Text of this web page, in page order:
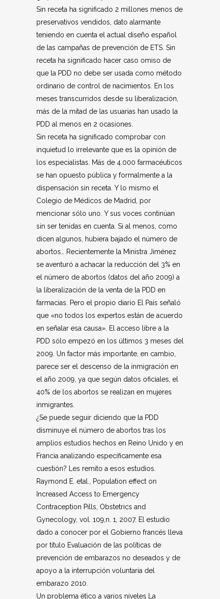
Sin receta ha significado 2 millones menos de
preservativos vendidos, dato alarmante
teniendo en cuenta el actual diseño español
de las campañas de prevención de ETS. Sin
receta ha significado hacer caso omiso de
que la PDD no debe ser usada como método
ordinario de control de nacimientos. En los
meses transcurridos desde su liberalización,
más de la mitad de las usuarias han usado la
PDD al menos en 2 ocasiones.
Sin receta ha significado comprobar con
inquietud lo irrelevante que es la opinión de
los especialistas. Más de 4.000 farmacéuticos
se han opuesto pública y formalmente a la
dispensación sin receta. Y lo mismo el
Colegio de Médicos de Madrid, por
mencionar sólo uno. Y sus voces continúan
sin ser tenidas en cuenta. Si al menos, como
dicen algunos, hubiera bajado el número de
abortos… Recientemente la Ministra Jiménez
se aventuró a achacar la reducción del 3% en
el número de abortos (datos del año 2009) a
la liberalización de la venta de la PDD en
farmacias. Pero el propio diario El País señaló
que «no todos los expertos están de acuerdo
en señalar esa causa». El acceso libre a la
PDD sólo empezó en los últimos 3 meses del
2009. Un factor más importante, en cambio,
parece ser el descenso de la inmigración en
el año 2009, ya que según datos oficiales, el
40% de los abortos se realizan en mujeres
inmigrantes.
¿Se puede seguir diciendo que la PDD
disminuye el número de abortos tras los
amplios estudios hechos en Reino Unido y en
Francia analizando específicamente esa
cuestión? Les remito a esos estudios.
Raymond E. etal., Population effect on
Increased Access to Emergency
Contraception Pills, Obstetrics and
Gynecology, vol. 109,n. 1, 2007. El estudio
dado a conocer por el Gobierno francés lleva
por título Evaluación de las políticas de
prevención de embarazos no deseados y de
apoyo a la interrupción voluntaria del
embarazo 2010.
Un problema ético a varios niveles La